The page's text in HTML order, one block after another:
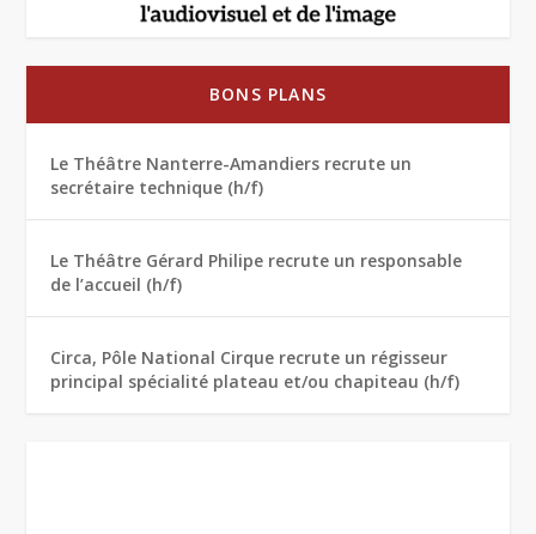
BONS PLANS
Le Théâtre Nanterre-Amandiers recrute un
secrétaire technique (h/f)
Le Théâtre Gérard Philipe recrute un responsable
de l’accueil (h/f)
Circa, Pôle National Cirque recrute un régisseur
principal spécialité plateau et/ou chapiteau (h/f)